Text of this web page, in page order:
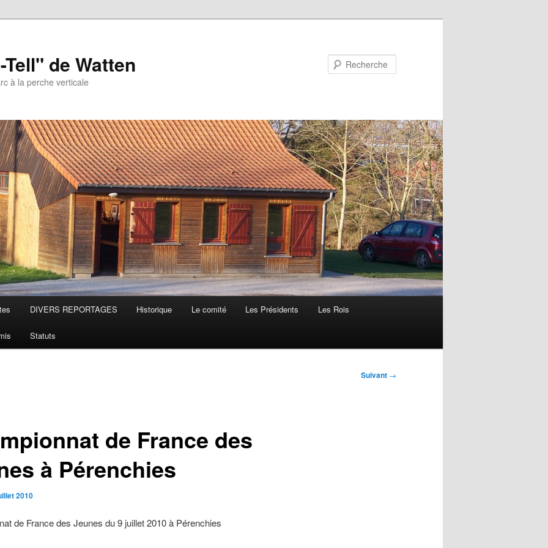
de Watten
à la perche verticale
DIVERS REPORTAGES Historique Le comité Les Présidents Les Rois
Statuts
Suivant →
de France des
à Pérenchies
2010
de France des Jeunes du 9 juillet 2010 à Pérenchies